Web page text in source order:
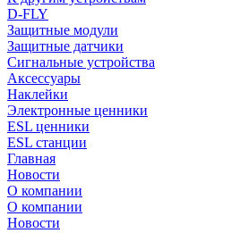
D-FLY
Защитные модули
Защитные датчики
Сигнальные устройства
Аксессуары
Наклейки
Электронные ценники
ESL ценники
ESL станции
Главная
Новости
О компании
О компании
Новости